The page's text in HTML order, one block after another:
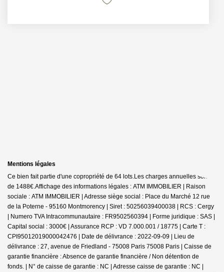
Mentions légales
Ce bien fait partie d'une copropriété de 64 lots.Les charges annuelles sont
de 1488€.Affichage des informations légales : ATM IMMOBILIER | Raison
sociale : ATM IMMOBILIER | Adresse siège social : Place du Marché 12 rue
de la Poterne - 95160 Montmorency | Siret : 50256039400038 | RCS : Cergy
| Numero TVA Intracommunautaire : FR9502560394 | Forme juridique : SAS |
Capital social : 3000€ | Assurance RCP : VD 7.000.001 / 18775 | Carte T :
CPI95012019000042476 | Date de délivrance : 2022-09-09 | Lieu de
délivrance : 27, avenue de Friedland - 75008 Paris 75008 Paris | Caisse de
garantie financière : Absence de garantie financière / Non détention de
fonds. | N° de caisse de garantie : NC | Adresse caisse de garantie : NC |